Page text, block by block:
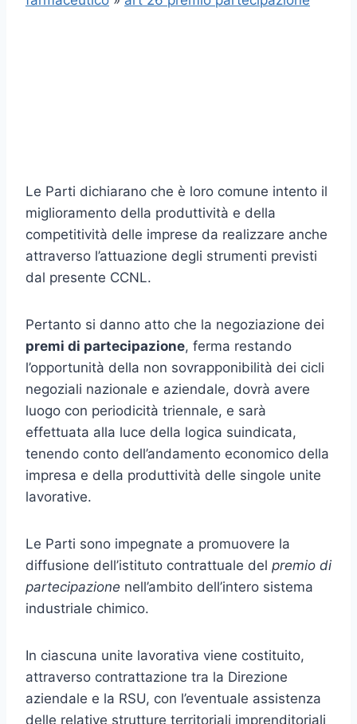
Le Parti dichiarano che è loro comune intento il
miglioramento della produttività e della
competitività delle imprese da realizzare anche
at­traverso l’attuazione degli strumenti previsti
dal presente CCNL.
Pertanto si danno atto che la negoziazione dei
premi di partecipa­zione, ferma restando
l’opportunità della non sovrapponibilità dei cicli
negoziali nazionale e aziendale, dovrà avere
luogo con periodicità triennale, e sarà
effettuata alla luce della logica suindicata,
tenendo conto dell’andamento economico della
impresa e della produttività delle singole unite
lavorative.
Le Parti sono impegnate a promuovere la
diffusione dell’istituto contrattuale del premio di
partecipazione nell’ambito dell’intero siste­ma
industriale chimico.
In ciascuna unite lavorativa viene costituito,
attraverso contratta­zione tra la Direzione
aziendale e la RSU, con l’eventuale assistenza
delle relative strutture territoriali imprenditoriali